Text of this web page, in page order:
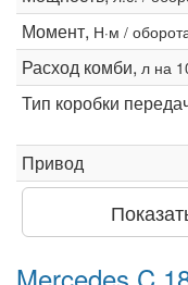
Момент, Н·м /
Расход комби, л на
Тип коробки
Привод
Mercedes C